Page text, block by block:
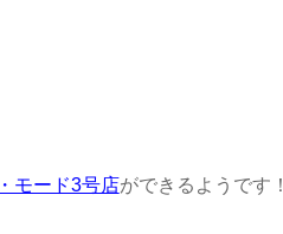
モード3号店ができるようです！